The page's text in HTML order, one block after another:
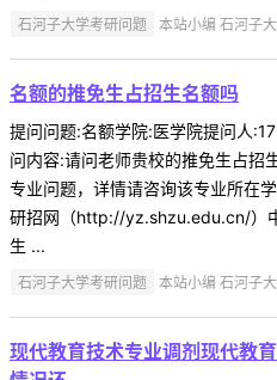
石河子大学考研问题 本站小编 石河子
名额的推免生占招生名额吗
提问问题:名额学院:医学院提问人
问内容:请问老师贵校的推免生占招
专业问题，详情请咨询该专业所在
研招网（http://yz.shzu.edu.cn/）
生 ...
石河子大学考研问题 本站小编 石河子
现代教育技术专业调剂现代教